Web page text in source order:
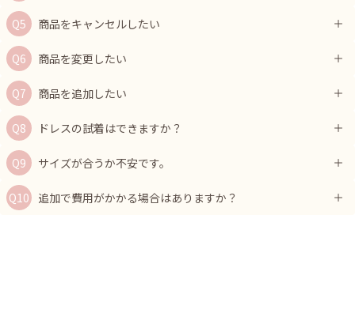
商品をキャンセルしたい
商品を変更したい
商品を追加したい
ドレスの試着はできますか？
サイズが合うか不安です。
追加で費用がかかる場合はありますか？